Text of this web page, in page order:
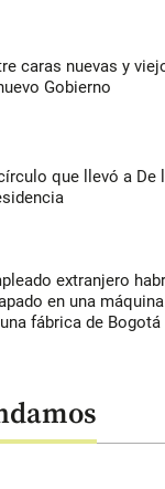
caras nuevas y
Gobierno
que llevó a De
extranjero
en una
fábrica de Bogotá